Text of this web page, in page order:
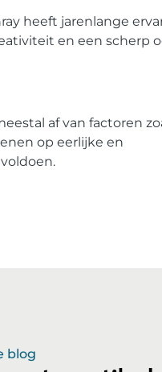
heeft jarenlange
en een scherp
af van factoren
op eerlijke en
blog